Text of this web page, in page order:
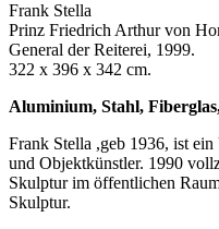
Frank Stella
Prinz Friedrich Arthur von
General der Reiterei, 1999.
322 x 396 x 342 cm.
Aluminium, Stahl,
Frank Stella ,geb 1936, ist
und Objektkünstler. 1990
Skulptur im öffentlichen
Skulptur.